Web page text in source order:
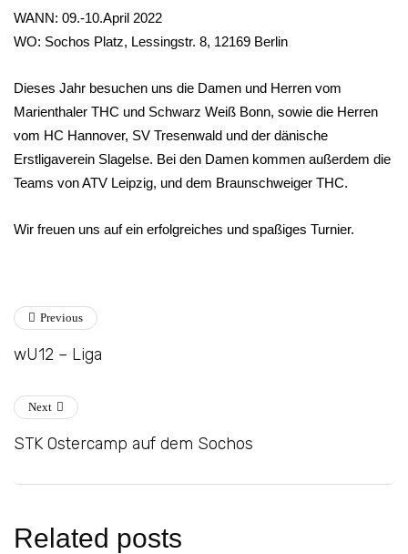
WANN: 09.-10.April 2022
WO: Sochos Platz, Lessingstr. 8, 12169 Berlin
Dieses Jahr besuchen uns die Damen und Herren vom
Marienthaler THC und Schwarz Weiß Bonn, sowie die Herren
vom HC Hannover, SV Tresenwald und der dänische
Erstligaverein Slagelse. Bei den Damen kommen außerdem die
Teams von ATV Leipzig, und dem Braunschweiger THC.
Wir freuen uns auf ein erfolgreiches und spaßiges Turnier.
Previous
wU12 – Liga
Next
STK Ostercamp auf dem Sochos
Related posts